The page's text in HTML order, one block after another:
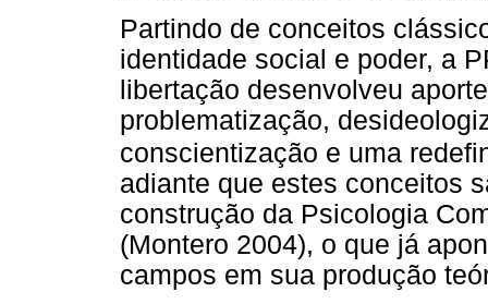
Partindo de conceitos
identidade social e poder, a
libertação desenvolveu
problematização,
conscientização e uma
adiante que estes conceitos
construção da Psicologia
(Montero 2004), o que já
campos em sua produção